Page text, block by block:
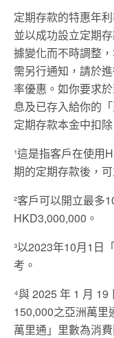
定期存款的特惠年
並以成功設立定期
據變化而不時調整
需另行通知，請於
率優惠。如你要求
息及已存入給你的
定期存款本金中扣除
¹這是指客戶在使用
期的定期存款後，
²客戶可以開立最多
HKD3,000,000。
³以2023年10月1日
考。
⁴與 2025 年 1 月
150,000之亞洲萬里
萬里通」里數為消